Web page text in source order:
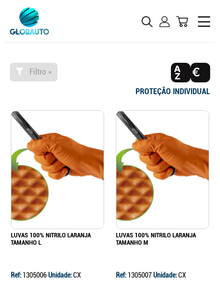
Filtro »
PROTEÇÃO INDIVIDUAL
LUVAS 100% NITRILO LARANJA
TAMANHO L
Ref: 1305006Unidade:CX
LUVAS 100% NITRILO LARANJA
TAMANHO M
Ref: 1305007Unidade:CX